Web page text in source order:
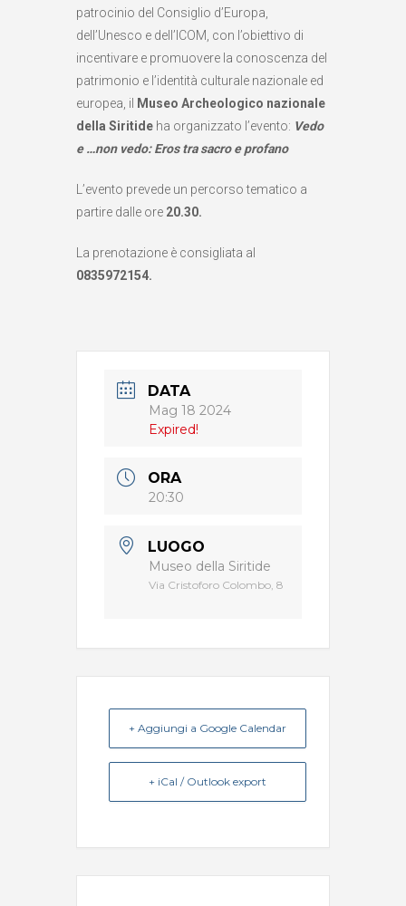
patrocinio del Consiglio d’Europa,
dell’Unesco e dell’ICOM, con l’obiettivo di
incentivare e promuovere la conoscenza del
patrimonio e l’identità culturale nazionale ed
europea, il
Museo Archeologico nazionale
della Siritide ha organizzato l’evento: Vedo
e …non vedo: Eros tra sacro e profano
L’evento prevede un percorso tematico a
partire dalle ore 20.30.
La prenotazione è consigliata al
0835972154.
DATA
Mag 18 2024
Expired!
ORA
20:30
LUOGO
Museo della Siritide
Via Cristoforo Colombo, 8
+ Aggiungi a Google Calendar
+ iCal / Outlook export